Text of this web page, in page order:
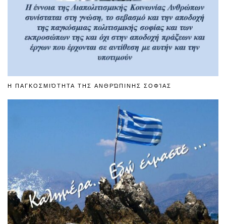
Η ΠΑΓΚΟΣΜΙΌΤΗΤΑ ΤΗΣ ΑΝΘΡΏΠΙΝΗΣ ΣΟΦΊΑΣ